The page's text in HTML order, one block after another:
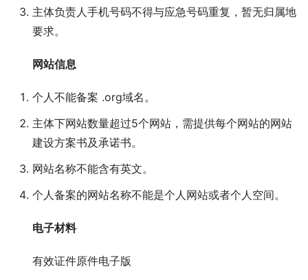
主体负责人手机号码不得与应急号码重复，暂无归属地
要求。
网站信息
个人不能备案 .org域名。
主体下网站数量超过5个网站，需提供每个网站的网站
建设方案书及承诺书。
网站名称不能含有英文。
个人备案的网站名称不能是个人网站或者个人空间。
电子材料
有效证件原件电子版